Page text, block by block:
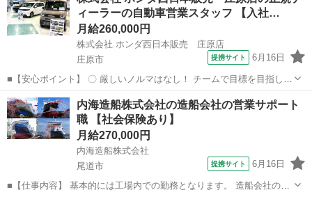
創業90年以上の...ィーラーの自動車営業スタッフ 【入社…
月給260,000円
株式会社 ホンダ西日本販売 庄原店
庄原市
提携サイト 6月16日
■【安心ポイント】 〇 厳しいノルマはなし！ チームで目標を目指しま
す。 〇 飛び込み営業は一切なく ご来店への対応が中心です。 〇 転勤
がないため地元で 腰を据えて長く働けます。 〇 クルマの知識ゼロで
も 充実の研修で安心...
広島 庄原市 内勤営業
内海造船株式会社の造船会社の営業サポート
職 【社会保険あり】
月給270,000円
内海造船株式会社
尾道市
提携サイト 6月16日
■【仕事内容】 基本的には工場内での勤務となります。 造船会社の営